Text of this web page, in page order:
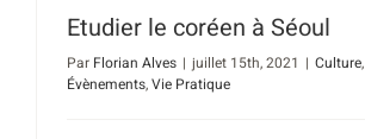
Etudier le coréen à Séoul
Par Florian Alves | juillet 15th, 2021 | Culture,
Évènements,Vie Pratique